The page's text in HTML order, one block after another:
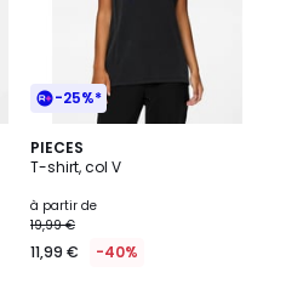
-25%*
PIECES
T-shirt, col V
à partir de
19,99 €
11,99 € -40%
4,4
/ 5
5
Couleurs